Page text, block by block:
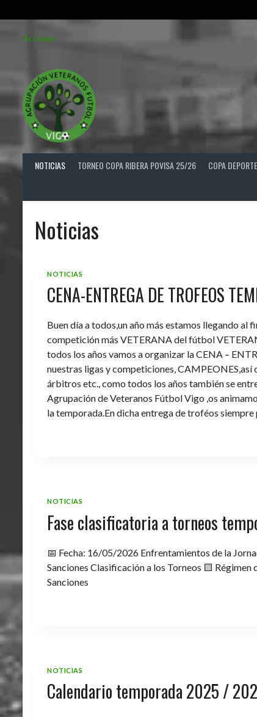
Acceder
NOTICIAS TORNEO COPA RIBERA POVISA 25/26 COPA
Noticias
NOTICIAS
CENA-ENTREGA DE TROFEOS
Buen día a todos,un año más estamos llegando al
competición más VETERANA del fútbol
todos los años vamos a organizar la CENA –
nuestras ligas y competiciones,
árbitros etc., como todos los años también se
Agrupación de Veteranos Fútbol Vigo ,os
la temporada.En dicha entrega de troféos
NOTICIAS
Fase clasificatoria a torneos
📅 Fecha: 16/05/2026 Enfrentamientos de la
Sanciones Clasificación a los Torneos 🟨
Sanciones
NOTICIAS
Calendario temporada 2025 /